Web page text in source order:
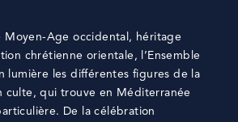
Moyen-Age occidental, héritage
chrétienne orientale, l’Ensemble
lumière les différentes figures de la
culte, qui trouve en Méditerranée
De la célébration